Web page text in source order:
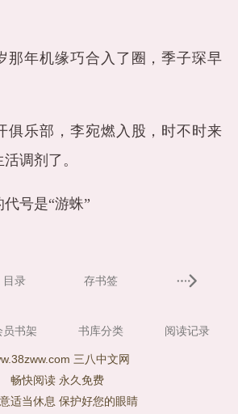
那年机缘巧合入了圈，季子琛早
俱乐部，李宛燃入股，时不时来
调剂了。
号是“游蛛”
目录 存书签
员书架 书库分类 阅读记录
三八中文网
畅快阅读 永久免费
适当休息 保护好您的眼睛